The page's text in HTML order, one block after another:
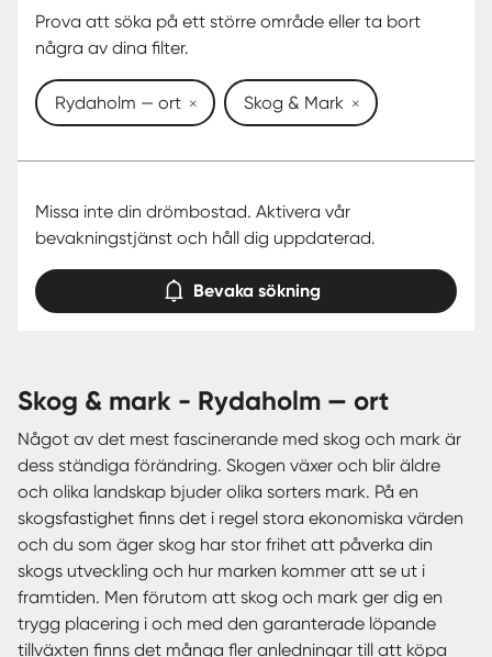
Prova att söka på ett större område eller ta bort
några av dina filter.
Rydaholm — ort Skog & Mark
Missa inte din drömbostad. Aktivera vår
bevakningstjänst och håll dig uppdaterad.
Bevaka sökning
skog & mark - Rydaholm — ort
Något av det mest fascinerande med skog och mark är
dess ständiga förändring. Skogen växer och blir äldre
och olika landskap bjuder olika sorters mark. På en
skogsfastighet finns det i regel stora ekonomiska värden
och du som äger skog har stor frihet att påverka din
skogs utveckling och hur marken kommer att se ut i
framtiden. Men förutom att skog och mark ger dig en
trygg placering i och med den garanterade löpande
tillväxten finns det många fler anledningar till att köpa